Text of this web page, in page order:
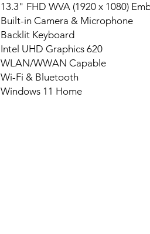
13.3" FHD WVA (1920 x 1080)
Built-in Camera & Microphone
Backlit Keyboard
Intel UHD Graphics 620
WLAN/WWAN Capable
Wi-Fi & Bluetooth
Windows 11 Home